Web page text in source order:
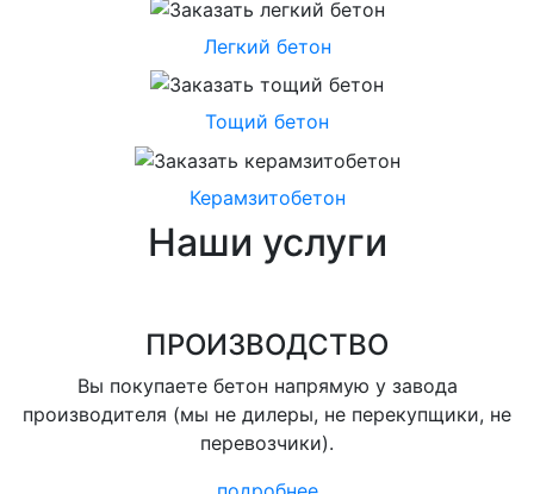
Легкий бетон
Тощий бетон
Керамзитобетон
Наши услуги
ПРОИЗВОДСТВО
Вы покупаете бетон напрямую у завода
производителя (мы не дилеры, не перекупщики, не
перевозчики).